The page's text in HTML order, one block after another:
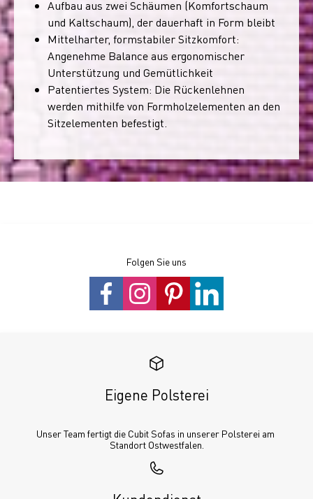
Aufbau aus zwei Schäumen (Komfortschaum
und Kaltschaum), der dauerhaft in Form bleibt
Mittelharter, formstabiler Sitzkomfort:
Angenehme Balance aus ergonomischer
Unterstützung und Gemütlichkeit
Patentiertes System: Die Rückenlehnen
werden mithilfe von Formholzelementen an den
Sitzelementen befestigt.
Folgen Sie uns
Eigene Polsterei
Unser Team fertigt die Cubit Sofas in unserer Polsterei am
Standort Ostwestfalen.